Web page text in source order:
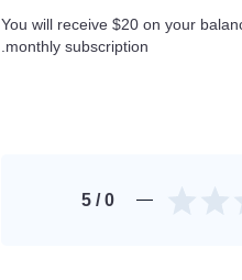
You will receive $20 on your
monthly subscription.
0
/ 5